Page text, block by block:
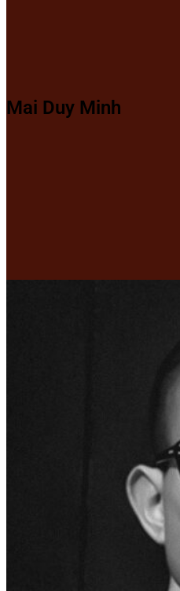
Mai Duy Minh